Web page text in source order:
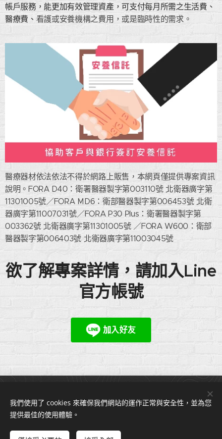
帳戶服務，能更加有效管理資產，可支付每月所需之生活費、
醫療費、 看護或安養機構之費用，或是臨時性的需求。
醫療器材依法依法不得於網路上販售，本網頁僅提供專案資訊
說明。FORA D40：衛署醫器製字第003110號 北衛器廣字第
11301005號／FORA MD6：衛部醫器製字第006453號 北衛
器廣字第11007031號／FORA P30 Plus：衛署醫器製字第
003362號 北衛器廣字第11301005號 ／FORA W600：衛部
醫器製字第006403號 北衛器廣字第11003045號
欲了解專案詳情，請加入Line
官方帳號
永樂健康有限公司，服務電話：02-82311999；02-22312208
服務時間：週一至週五(09:00-12:00，13:00-17:00）
法律顧問：蘇奕全律師-協弈法律事務所
我們使用了 cookies 來確保我們網站的運作正常與安全性，並為您
提供最佳的使用體驗。